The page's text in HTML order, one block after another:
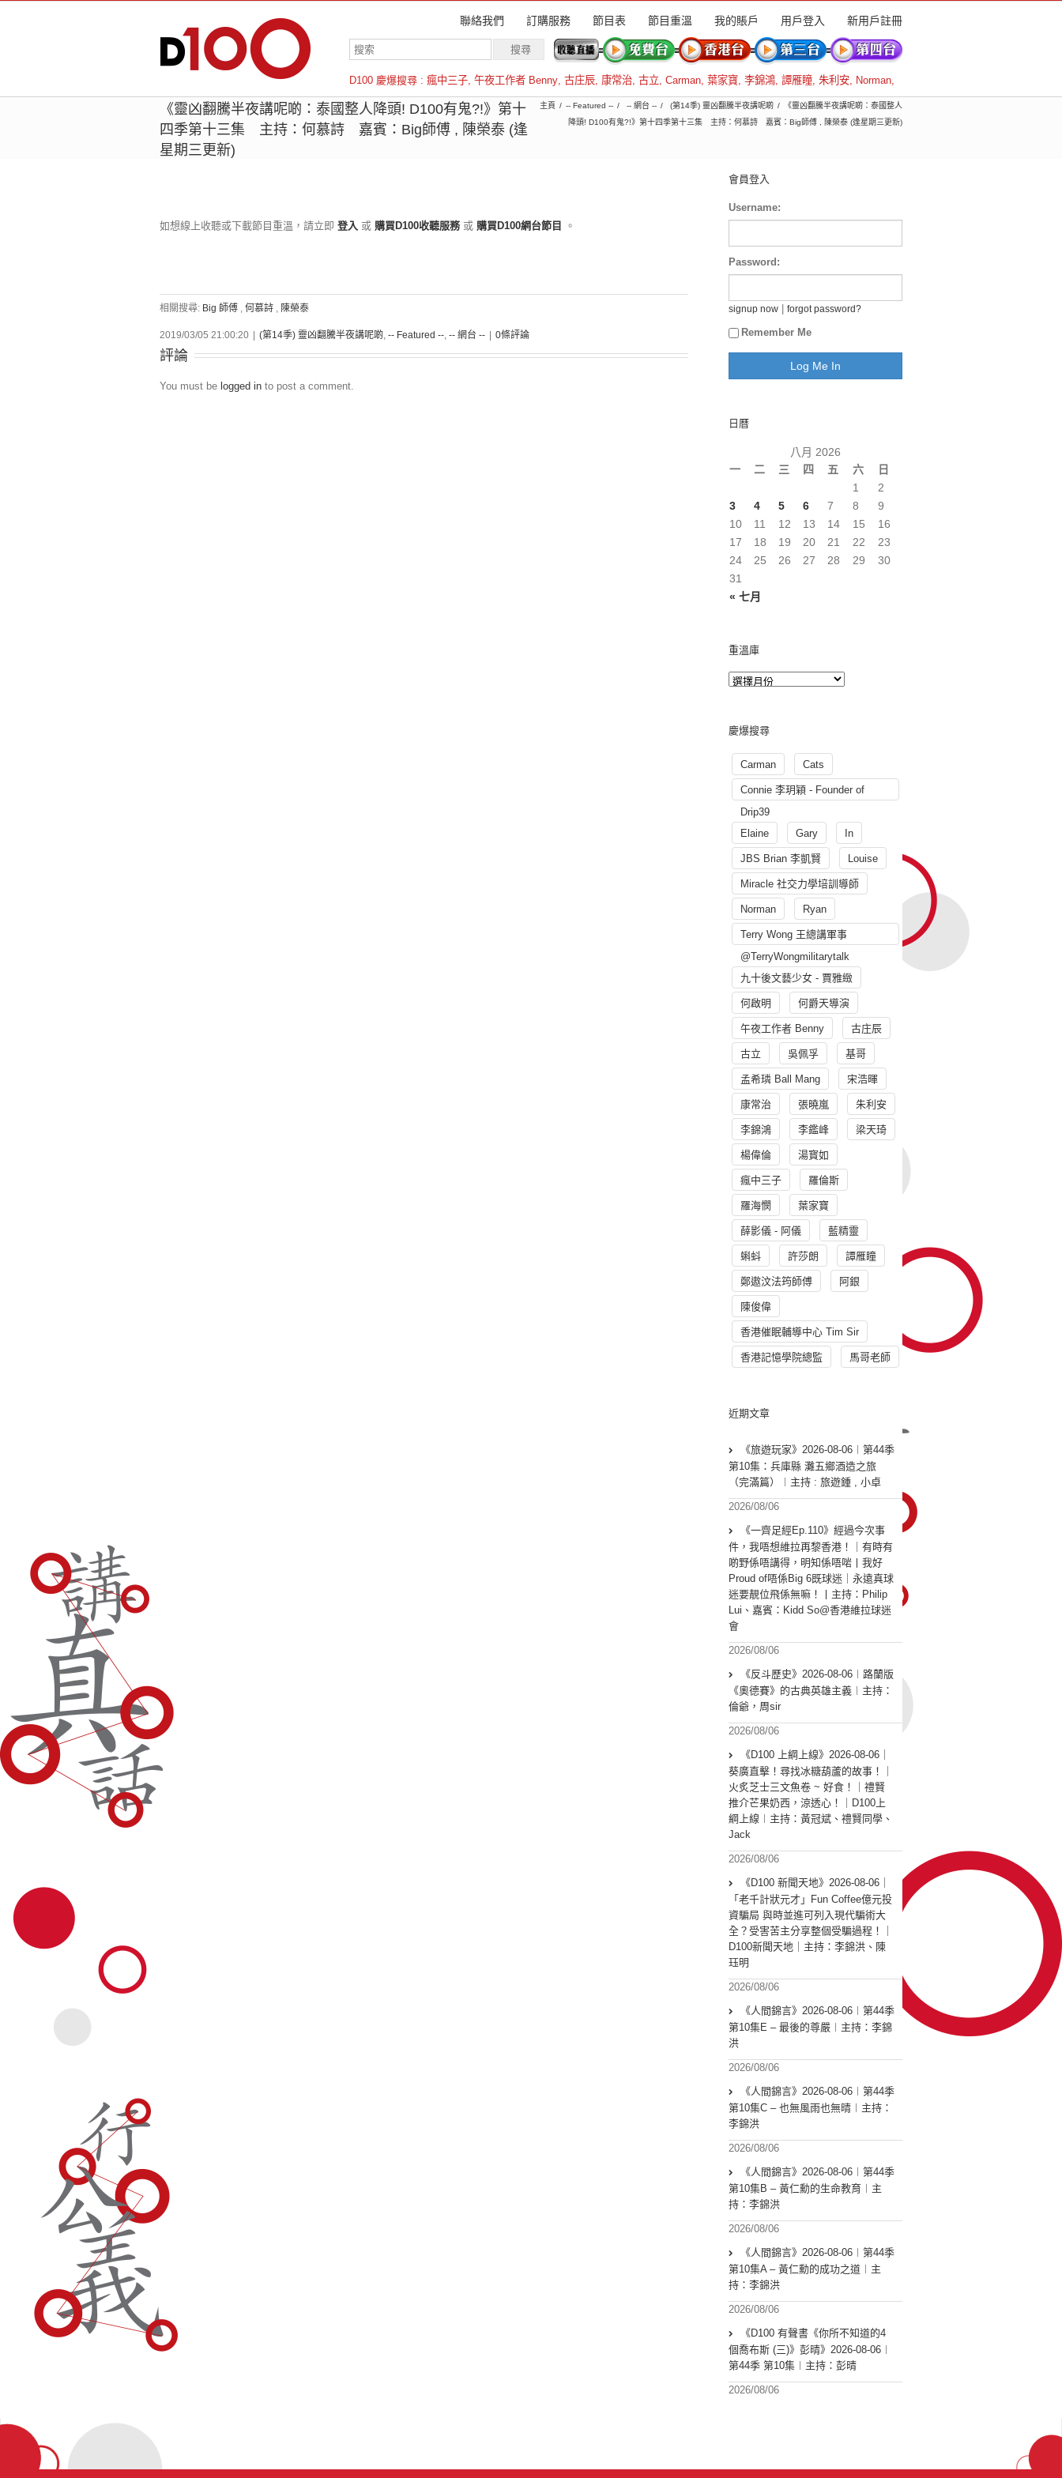
聯絡我們 訂購服務 節目表 節目重溫 我的賬戶 用戶登入 新用戶註冊
D100 慶爆搜尋 : 瘋中三子, 午夜工作者 Benny, 古庄辰, 康常治, 古立, Carman, 葉家寶, 李錦鴻, 譚雁瞳, 朱利安, Norman,
羅倫斯
《靈凶翻騰半夜講呢啲：泰國整人降頭! D100有鬼?!》第十
四季第十三集 主持：何慕詩 嘉賓：Big師傅 , 陳榮泰 (逢
星期三更新)
主頁 -- Featured -- -- 網台 -- (第14季) 靈凶翻騰半夜講呢啲
《靈凶翻騰半夜講呢啲：泰國整人
降頭! D100有鬼?!》第十四季第十三集 主持：何慕詩 嘉賓：Big師傅 , 陳榮泰 (逢星期三更新)
如想線上收聽或下載節目重溫，請立即 登入 或 購買D100收聽服務 或 購買D100網台節目 。
相關搜尋: Big 師傅 , 何慕詩 , 陳榮泰
2019/03/05 21:00:20 (第14季) 靈凶翻騰半夜講呢啲, -- Featured --, -- 網台 -- 0條評論
評論
You must be logged in to post a comment.
會員登入
Username:
Password:
signup now forgot password?
Remember Me
日曆
八月 2026
一
二 三 四 五 六 日
« 七月
1
2
3
4 5 6 7 8
9
10
11 12 13 14 15
16
17
18 19 20 21 22
23
24
25 26 27 28 29
30
31
重溫庫
慶爆搜尋
Carman Cats
Connie 李玥穎 - Founder of
Drip39
Elaine
Gary In
JBS Brian 李凱賢 Louise
Miracle 社交力學培訓導師
Norman Ryan
Terry Wong 王總講軍事
@TerryWongmilitarytalk
九十後文藝少女 - 賈雅緻
何啟明 何爵天導演
午夜工作者 Benny 古庄辰
古立 吳佩孚 基哥
孟希璘 Ball Mang 宋浩暉
康常治 張曉嵐 朱利安
李錦鴻 李鑑峰 梁天琦
楊偉倫 湯寳如
瘋中三子 羅倫斯
羅海憫 葉家寶
薛影儀 - 阿儀 藍精靈
蝌蚪 許莎朗 譚雁瞳
鄭遨汶法筠師傅 阿銀
陳俊偉
香港催眠輔導中心 Tim Sir
香港記憶學院總監 馬哥老師
近期文章
《旅遊玩家》2026-08-06︱第44季
第10集：兵庫縣 灘五鄉酒造之旅
（完滿篇）︱主持 : 旅遊鍾 , 小卓
2026/08/06
《一齊足經Ep.110》經過今次事
件，我唔想維拉再黎香港！｜有時有
啲野係唔講得，明知係唔啱丨我好
Proud of唔係Big 6既球迷｜永遠真球
迷要靚位飛係無嘛！丨主持：Philip
Lui、嘉賓：Kidd So@香港維拉球迷
會
2026/08/06
《反斗歷史》2026-08-06︱路蘭版
《奧德賽》的古典英雄主義︱主持：
倫爺，周sir
2026/08/06
《D100 上綱上線》2026-08-06｜
葵廣直擊！尋找冰糖葫蘆的故事！｜
火炙芝士三文魚卷 ~ 好食！｜禮賢
推介芒果奶西，涼透心！｜D100上
綱上線︱主持：黃冠斌、禮賢同學、
Jack
2026/08/06
《D100 新聞天地》2026-08-06｜
「老千計狀元才」Fun Coffee億元投
資騙局 與時並進可列入現代騙術大
全？受害苦主分享整個受騙過程！｜
D100新聞天地｜主持：李錦洪、陳
珏明
2026/08/06
《人間錦言》2026-08-06︱第44季
第10集E – 最後的尊嚴︱主持：李錦
洪
2026/08/06
《人間錦言》2026-08-06︱第44季
第10集C – 也無風雨也無晴︱主持：
李錦洪
2026/08/06
《人間錦言》2026-08-06︱第44季
第10集B – 黃仁勳的生命教育︱主
持：李錦洪
2026/08/06
《人間錦言》2026-08-06︱第44季
第10集A – 黃仁勳的成功之道︱主
持：李錦洪
2026/08/06
《D100 有聲書《你所不知道的4
個喬布斯 (三)》彭晴》2026-08-06︱
第44季 第10集︱主持：彭晴
2026/08/06